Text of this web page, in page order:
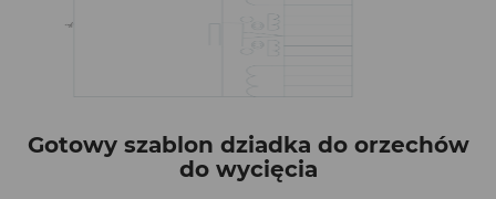
Gotowy szablon dziadka do orzechów
do wycięcia